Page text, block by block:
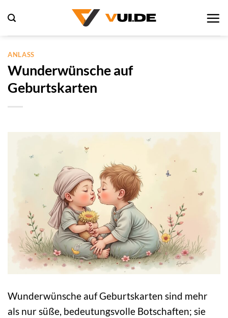
Inhalt
springen
ANLASS
Wunderwünsche auf
Geburtskarten
Wunderwünsche auf Geburtskarten sind mehr
als nur süße, bedeutungsvolle Botschaften; sie